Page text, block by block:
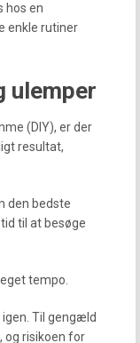
hos en
enkle rutiner
ulemper
(DIY), er der
resultat,
den bedste
til at besøge
tempo.
Til gengæld
og risikoen for